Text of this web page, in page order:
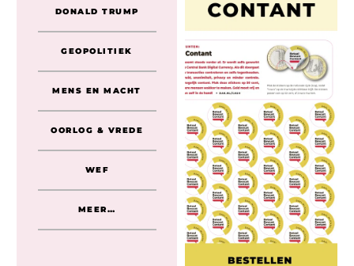
DONALD TRUMP
GEOPOLITIEK
MENS EN MACHT
OORLOG & VREDE
WEF
MEER…